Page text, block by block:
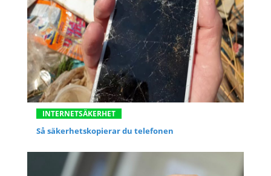
INTERNETSÄKERHET
Så säkerhetskopierar du telefonen